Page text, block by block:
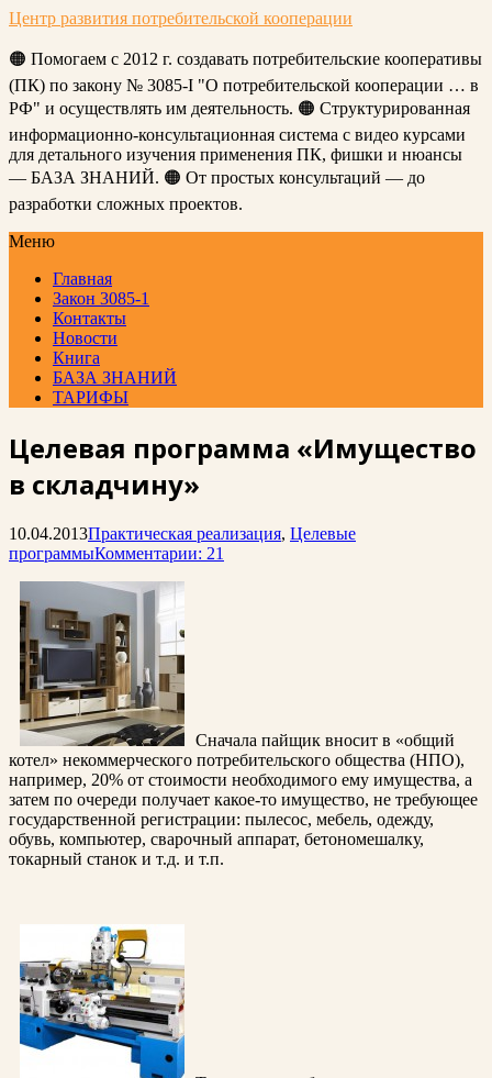
Центр развития потребительской кооперации
🟠 Помогаем с 2012 г. создавать потребительские кооперативы
(ПК) по закону № 3085-I "О потребительской кооперации … в
РФ" и осуществлять им деятельность. 🟠 Структурированная
информационно-консультационная система с видео курсами
для детального изучения применения ПК, фишки и нюансы
— БАЗА ЗНАНИЙ. 🟠 От простых консультаций — до
разработки сложных проектов.
Меню
Главная
Закон 3085-1
Контакты
Новости
Книга
БАЗА ЗНАНИЙ
ТАРИФЫ
Целевая программа «Имущество
в складчину»
10.04.2013Практическая реализация, Целевые
программыКомментарии: 21
Сначала пайщик вносит в «общий
котел» некоммерческого потребительского общества (НПО),
например, 20% от стоимости необходимого ему имущества, а
затем по очереди получает какое-то имущество, не требующее
государственной регистрации: пылесос, мебель, одежду,
обувь, компьютер, сварочный аппарат, бетономешалку,
токарный станок и т.д. и т.п.